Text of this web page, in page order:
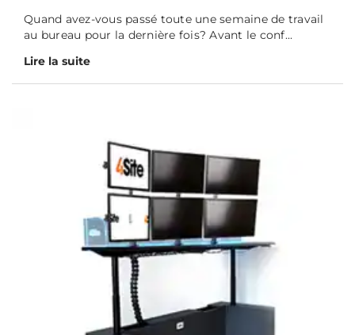
Quand avez-vous passé toute une semaine de travail
au bureau pour la dernière fois? Avant le conf...
Lire la suite